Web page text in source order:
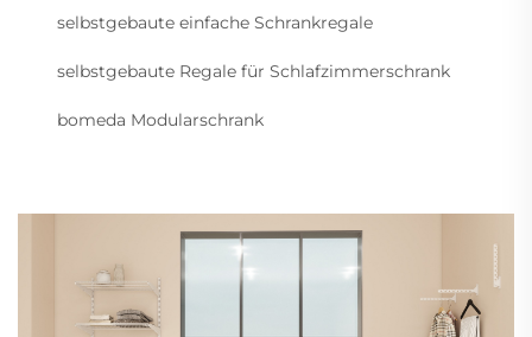
selbstgebaute einfache Schrankregale
selbstgebaute Regale für Schlafzimmerschrank
bomeda Modularschrank